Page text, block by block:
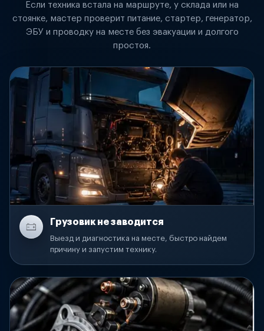
Если техника встала на маршруте, у склада или на
стоянке, мастер проверит питание, стартер, генератор,
ЭБУ и проводку на месте без эвакуации и долгого
простоя.
Грузовик не заводится
Выезд и диагностика на месте, быстро найдем
причину и запустим технику.